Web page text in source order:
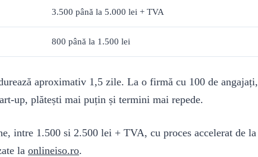
3.500 până la 5.000 lei + TVA
800 până la 1.500 lei
aproximativ 1,5 zile. La o firmă cu 100 de angajați,
up, plătești mai puțin și termini mai repede.
intre 1.500 si 2.500 lei + TVA, cu proces accelerat de la
la onlineiso.ro.